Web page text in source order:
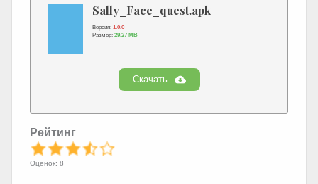
Sally_Face_quest.apk
Версия: 1.0.0
Размер: 29.27 MB
Скачать
Рейтинг
Оценок: 8